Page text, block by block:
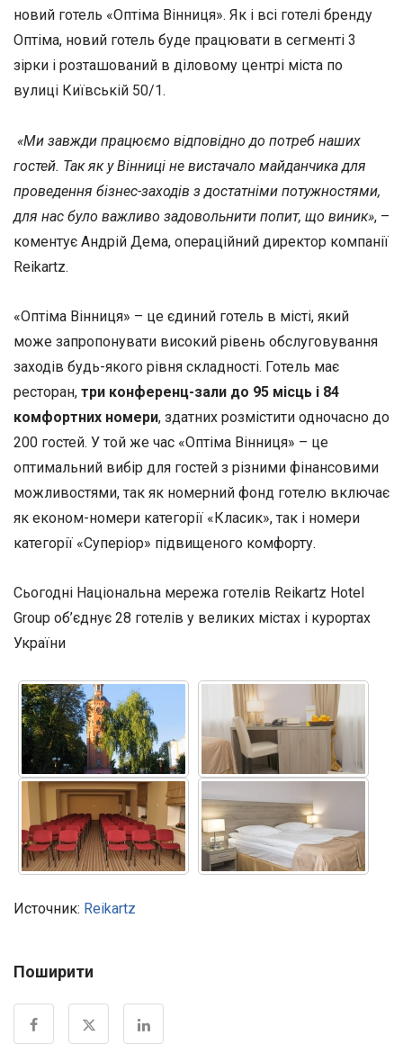
новий готель «Оптіма Вінниця». Як і всі готелі бренду
Оптіма, новий готель буде працювати в сегменті 3
зірки і розташований в діловому центрі міста по
вулиці Київській 50/1.
«Ми завжди працюємо відповідно до потреб наших
гостей. Так як у Вінниці не вистачало майданчика для
проведення бізнес-заходів з достатніми потужностями,
для нас було важливо задовольнити попит, що виник», –
коментує Андрій Дема, операційний директор компанії
Reikartz.
«Оптіма Вінниця» – це єдиний готель в місті, який
може запропонувати високий рівень обслуговування
заходів будь-якого рівня складності. Готель має
ресторан, три конференц-зали до 95 місць і 84
комфортних номери, здатних розмістити одночасно до
200 гостей. У той же час «Оптіма Вінниця» – це
оптимальний вибір для гостей з різними фінансовими
можливостями, так як номерний фонд готелю включає
як економ-номери категорії «Класик», так і номери
категорії «Суперіор» підвищеного комфорту.
Сьогодні Національна мережа готелів Reikartz Hotel
Group об’єднує 28 готелів у великих містах і курортах
України
Источник: Reikartz
Поширити